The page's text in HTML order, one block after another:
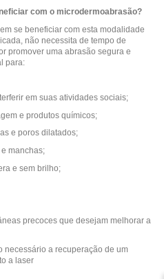
com o microdermoabrasão?
se beneficiar com esta modalidade
não necessita de tempo de
promover uma abrasão segura e
para:
em suas atividades sociais;
e produtos químicos;
e poros dilatados;
manchas;
e sem brilho;
precoces que desejam melhorar a
necessário a recuperação de um
a laser